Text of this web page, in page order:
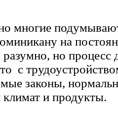
многие
на
но процесс
с
законы,
и продукты.